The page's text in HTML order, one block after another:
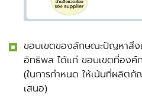
ขอบเขตของลักษณะปัญหาสิ่
อิทธิพล ได้แก่ ขอบเขตที่องค์
(ในการกำหนด ให้เน้นที่ผลิตภั
เสนอ)